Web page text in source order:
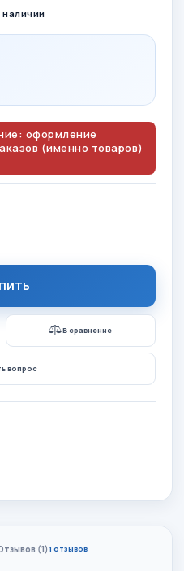
наличии
оформление
(именно товаров)
В сравнение
вопрос
(1)1 отзывов